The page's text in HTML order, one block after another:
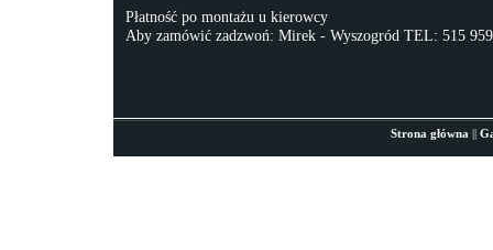
Płatność po montażu u kierowcy
Aby zamówić zadzwoń: Mirek - Wyszogród TEL: 515
Strona główna ||